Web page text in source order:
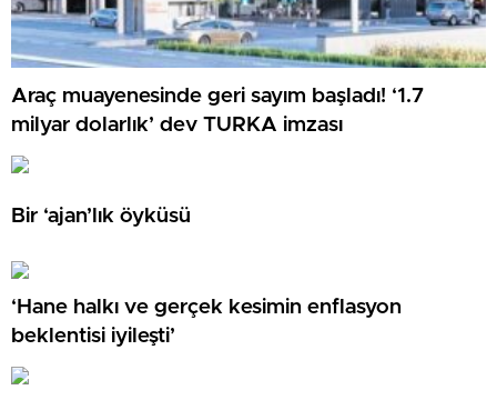
Araç muayenesinde geri sayım başladı! ‘1.7
milyar dolarlık’ dev TURKA imzası
Bir ‘ajan’lık öyküsü
‘Hane halkı ve gerçek kesimin enflasyon
beklentisi iyileşti’